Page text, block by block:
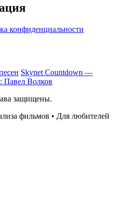
конфиденциальности
Skynet Countdown —
Павел Волков
защищены.
фильмов • Для любителей